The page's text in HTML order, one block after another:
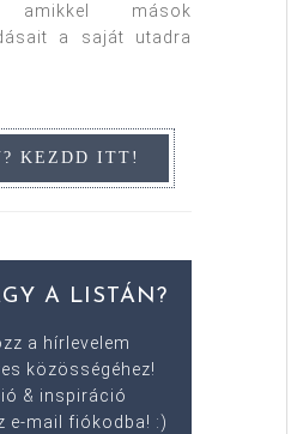
amikkel mások
a saját utadra
A LISTÁN?
a hírlevelem
közösségéhez!
& inspiráció
e-mail fiókodba! :)